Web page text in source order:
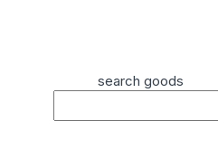
search goods